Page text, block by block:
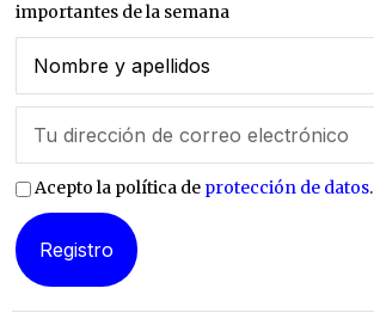
importantes de la semana
Acepto la política de protección de datos.